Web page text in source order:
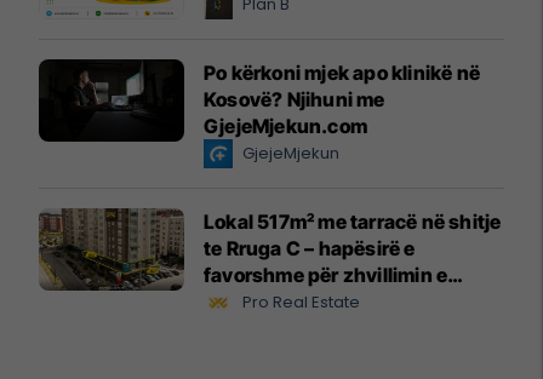
Plan B
Po kërkoni mjek apo klinikë në
Kosovë? Njihuni me
GjejeMjekun.com
GjejeMjekun
Lokal 517m² me tarracë në shitje
te Rruga C – hapësirë e
favorshme për zhvillimin e
biznesit #15796
Pro Real Estate